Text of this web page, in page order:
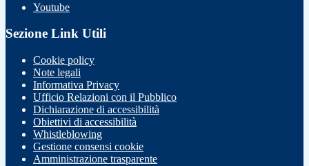
Youtube
Sezione Link Utili
Cookie policy
Note legali
Informativa Privacy
Ufficio Relazioni con il Pubblico
Dichiarazione di accessibilità
Obiettivi di accessibilità
Whistleblowing
Gestione consensi cookie
Amministrazione trasparente